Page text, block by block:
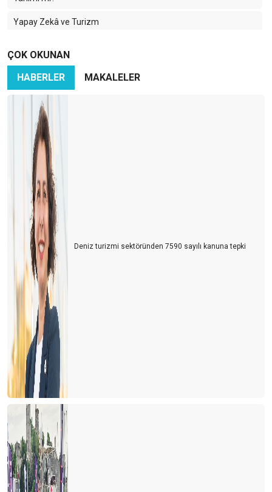
Yapay Zekâ ve Turizm
Yaklaşım
OTELLERDE SÜRDÜRÜLEBİLİRLİK
Tarsus Turizm Çalıştayı
GORDION ANTİK KENTİ VE FRIG BAŞLIĞI
Yanan Ormanlar, Küresel Isınma ve İklim Değişikliği
Yeni bir turizm akımı: Tripster
Yeni Sürdürülebilir Turizm Programı ve GSTC
Geliyor gelmekte olan ..!
DIGITOURISM
TURİZMİ BEKLEYEN BİR BAŞKA TEHLİKE
YA ÇARESİZSİNİZ, YA DA ÇARE SİZSİNİZ…
PERSONEL LOJMANI MI, MÜLTECİ KAMPI MI?
YAŞANAN PERSONEL SORUNU VE ÇÖZÜM ÖNERİLERİ
Türkiye'de bir ilk
TURİZM STRATEJİ VE ARAŞTIRMA MERKEZİ (TURSAM)
YAKIN GELECEKTE BİZİ BEKLEYEN BÜYÜK TEHLİKE
TURİZM MESLEK YASASI
YENİ NORMAL, NÖROLİNK VEYA NÖROTATİL
ÇOK OKUNAN
HABERLER
MAKALELER
Deniz turizmi sektöründen 7590 sayılı kanuna tepki